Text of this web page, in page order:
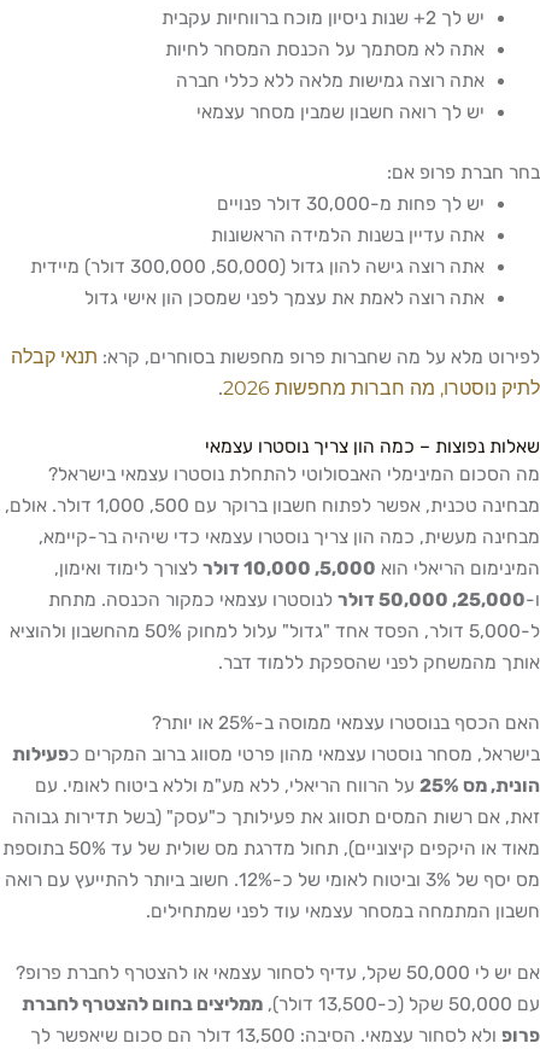
יש לך 2+ שנות ניסיון מוכח ברווחיות עקבית
אתה לא מסתמך על הכנסת המסחר לחיות
אתה רוצה גמישות מלאה ללא כללי חברה
יש לך רואה חשבון שמבין מסחר עצמאי
פרופ אם:
יש לך פחות מ-30,000 דולר פנויים
אתה עדיין בשנות הלמידה הראשונות
אתה רוצה גישה להון גדול (50,000, 300,000 דולר) מיידית
אתה רוצה לאמת את עצמך לפני שמסכן הון אישי גדול
מלא על מה שחברות פרופ מחפשות בסוחרים, קרא: תנאי קבלה
מה חברות מחפשות 2026
.
– כמה הון צריך נוסטרו עצמאי
המינימלי האבסולוטי להתחלת נוסטרו עצמאי בישראל?
מבחינה טכנית, אפשר לפתוח חשבון ברוקר עם 500, 1,000 דולר. אולם,
מעשית, כמה הון צריך נוסטרו עצמאי כדי שיהיה בר-קיימא,
הריאלי הוא5,000, 10,000 דולר
לצורך לימוד ואימון,
דולר
לנוסטרו עצמאי כמקור הכנסה. מתחת
ל-5,000 דולר, הפסד אחד "גדול" עלול למחוק 50% מהחשבון ולהוציא
לפני שהספקת ללמוד דבר.
בנוסטרו עצמאי ממוסה ב-25% או יותר?
מסחר נוסטרו עצמאי מהון פרטי מסווג ברוב המקרים כפעילות
25%
על הרווח הריאלי, ללא מע"מ וללא ביטוח לאומי. עם
רשות המסים תסווג את פעילותך כ"עסק" (בשל תדירות גבוהה
מאוד או היקפים קיצוניים), תחול מדרגת מס שולית של עד 50% בתוספת
מס יסף של 3% וביטוח לאומי של כ-12%. חשוב ביותר להתייעץ עם רואה
המתמחה במסחר עצמאי עוד לפני שמתחילים.
לחברת פרופ?
ממליצים בחום להצטרף לחברת
ולא לסחור עצמאי. הסיבה: 13,500 דולר הם סכום שיאפשר לך